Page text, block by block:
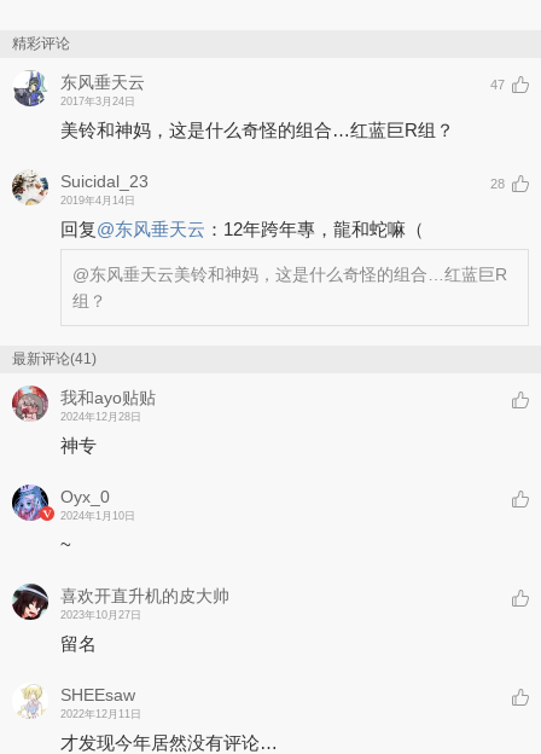
精彩评论
东风垂天云
2017年3月24日
47
美铃和神妈，这是什么奇怪的组合…红蓝巨R组？
Suicidal_23
2019年4月14日
28
回复@东风垂天云 ： 12年跨年專，龍和蛇嘛（
@东风垂天云美铃和神妈，这是什么奇怪的组合…红蓝巨R
组？
最新评论(41)
我和ayo贴贴
2024年12月28日
神专
Oyx_0
2024年1月10日
~
喜欢开直升机的皮大帅
2023年10月27日
留名
SHEEsaw
2022年12月11日
才发现今年居然没有评论…